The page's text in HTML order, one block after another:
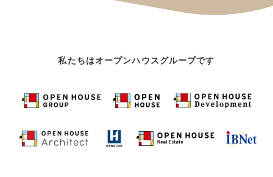
私たちはオープンハウスグループです